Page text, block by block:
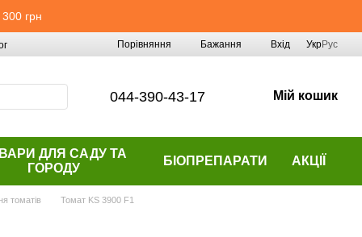
грн
Порівняння Бажання Вхід УкрРус
044-390-43-17 Мій кошик
ДЛЯ САДУ ТА
ГОРОДУ
БІОПРЕПАРАТИ АКЦІЇ
томатів Томат KS 3900 F1